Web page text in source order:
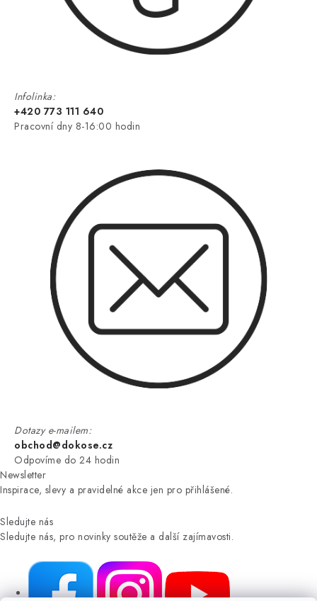
Infolinka:
+420 773 111 640
Pracovní dny 8-16:00 hodin
Dotazy e-mailem:
obchod@dokose.cz
Odpovíme do 24 hodin
Newsletter
Inspirace, slevy a pravidelné akce jen pro přihlášené.
Sledujte nás
Sledujte nás, pro novinky soutěže a další zajímavosti.